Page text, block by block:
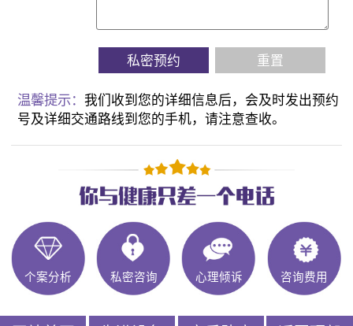
私密预约 重置
温馨提示：我们收到您的详细信息后，会及时发出预约
号及详细交通路线到您的手机，请注意查收。
个案分析 私密咨询 心理倾诉 咨询费用